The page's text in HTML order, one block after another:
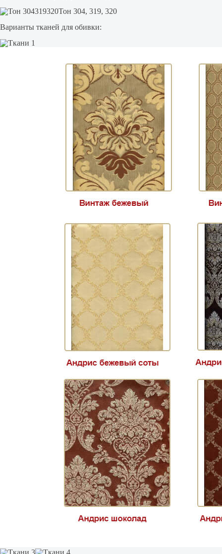
Тон 304, 319, 320
Варианты тканей для обивки: